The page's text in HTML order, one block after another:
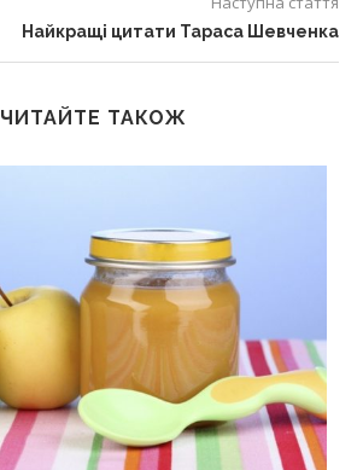
Найкращі цитати Тараса Шевченка
ЧИТАЙТЕ ТАКОЖ